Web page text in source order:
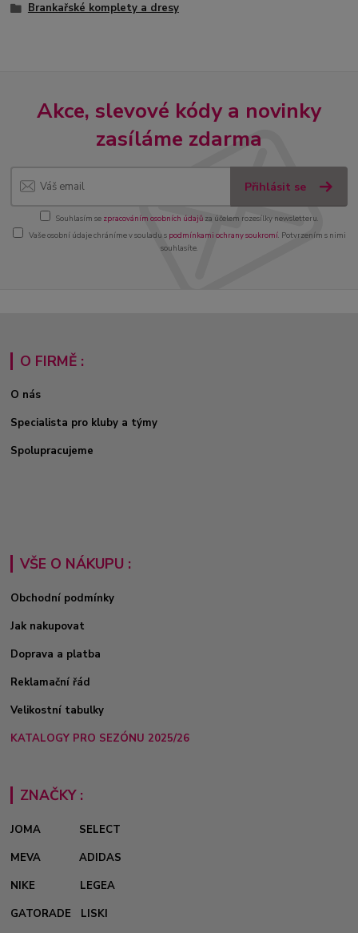
Brankařské komplety a dresy
Akce, slevové kódy a novinky
zasíláme zdarma
Přihlásit se
Souhlasím se zpracováním osobních údajůza účelem rozesílky newsletteru.
Vaše osobní údaje chráníme v souladu s podmínkami ochrany soukromí. Potvrzením s nimi
souhlasíte.
O FIRMĚ :
O nás
Specialista pro kluby a týmy
Spolupracujeme
VŠE O NÁKUPU :
Obchodní podmínky
Jak nakupovat
Doprava a platba
Reklamační řád
Velikostní tabulky
KATALOGY PRO SEZÓNU 2025/26
ZNAČKY :
JOMA
SELECT
MEVA
ADIDAS
NIKE
LEGEA
GATORADE
LISKI